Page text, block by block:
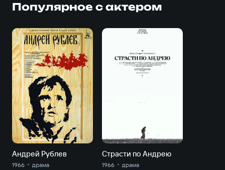
Популярное с актером
Андрей Рублев
1966 драма
Страсти по Андрею
1966 драма